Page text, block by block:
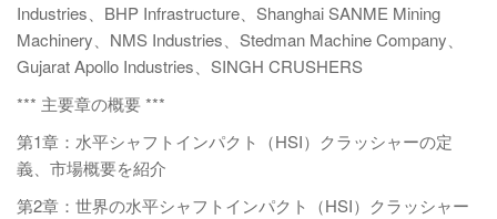
Industries、BHP Infrastructure、Shanghai SANME Mining
Machinery、NMS Industries、Stedman Machine Company、
Gujarat Apollo Industries、SINGH CRUSHERS
*** 主要章の概要 ***
第1章：水平シャフトインパクト（HSI）クラッシャーの定
義、市場概要を紹介
第2章：世界の水平シャフトインパクト（HSI）クラッシャー